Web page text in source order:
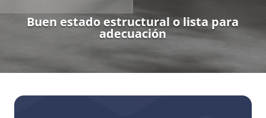
Buen estado estructural o lista para
adecuación